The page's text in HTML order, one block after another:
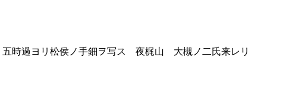
時過ヨリ松侯ノ手鈿ヲ写ス 夜梶山 大槻ノ二氏来レリ